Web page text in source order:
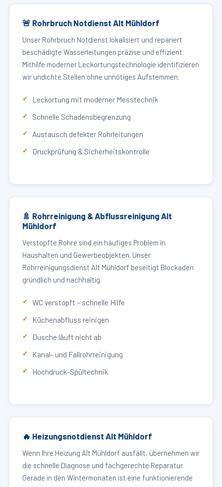
🚨 Rohrbruch Notdienst Alt Mühldorf
Unser Rohrbruch Notdienst lokalisiert und repariert
beschädigte Wasserleitungen präzise und effizient.
Mithilfe moderner Leckortungstechnologie identifizieren
wir undichte Stellen ohne unnötiges Aufstemmen.
Leckortung mit moderner Messtechnik
Schnelle Schadensbegrenzung
Austausch defekter Rohrleitungen
Druckprüfung & Sicherheitskontrolle
🚿 Rohrreinigung & Abflussreinigung Alt
Mühldorf
Verstopfte Rohre sind ein häufiges Problem in
Haushalten und Gewerbeobjekten. Unser
Rohrreinigungsdienst Alt Mühldorf beseitigt Blockaden
gründlich und nachhaltig.
WC verstopft – schnelle Hilfe
Küchenabfluss reinigen
Dusche läuft nicht ab
Kanal- und Fallrohrreinigung
Hochdruck-Spültechnik
🔥 Heizungsnotdienst Alt Mühldorf
Wenn Ihre Heizung Alt Mühldorf ausfällt, übernehmen wir
die schnelle Diagnose und fachgerechte Reparatur.
Gerade in den Wintermonaten ist eine funktionierende